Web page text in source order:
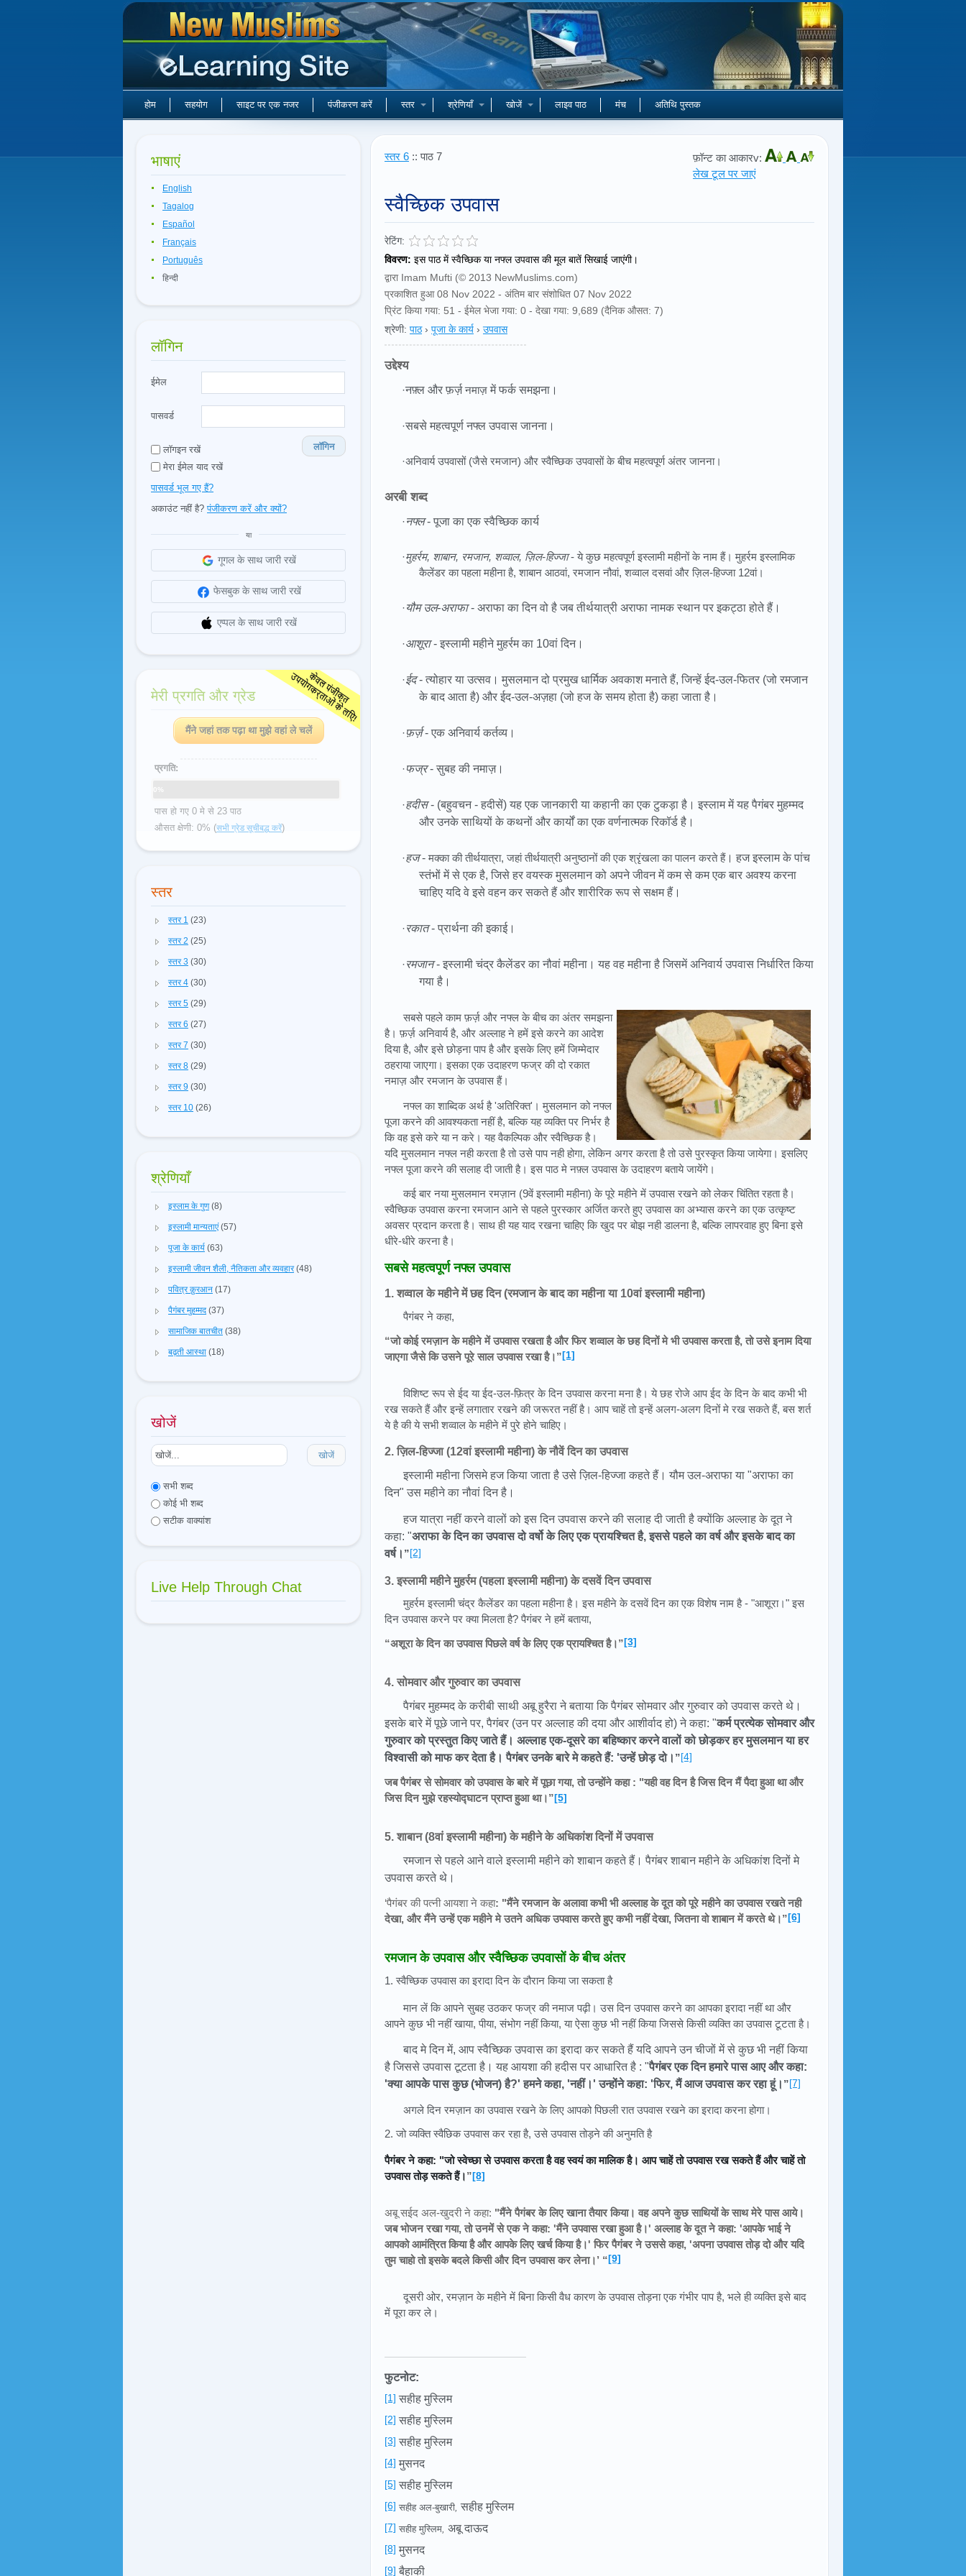
होम सहयोग साइट पर एक नजर पंजीकरण करें स्तर श्रेणियाँ खोजें लाइव पाठ मंच अतिथि पुस्तक
भाषाएं
English
Tagalog
Español
Français
Português
हिन्दी
लॉगिन
ईमेल
पासवर्ड
लॉगइन रखें
लॉगिन
मेरा ईमेल याद रखें
पासवर्ड भूल गए हैं?
अकाउंट नहीं है?पंजीकरण करें और क्यों?
या
गूगल के साथ जारी रखें
फेसबुक के साथ जारी रखें
एप्पल के साथ जारी रखें
मेरी प्रगति और ग्रेड
मैंने जहां तक पढ़ा था मुझे वहां ले चलें
प्रगति:
0%
पास हो गए 0 मे से 23 पाठ
औसत क्षेणी: 0% (सभी ग्रेड सूचीबद्ध करें)
स्तर
स्तर 1 (23)
स्तर 2 (25)
स्तर 3 (30)
स्तर 4 (30)
स्तर 5 (29)
स्तर 6 (27)
स्तर 7 (30)
स्तर 8 (29)
स्तर 9 (30)
स्तर 10 (26)
श्रेणियाँ
इस्लाम के गुण (8)
इस्लामी मान्यताएं (57)
पूजा के कार्य (63)
इस्लामी जीवन शैली, नैतिकता और व्यवहार (48)
पवित्र क़ुरआन (17)
पैगंबर मुहम्मद (37)
सामाजिक बातचीत (38)
बढ़ती आस्था (18)
खोजें
खोजें
सभी शब्द
कोई भी शब्द
सटीक वाक्यांश
Live Help Through Chat
स्तर 6 :: पाठ 7
फ़ॉन्ट का आकारv:
लेख टूल पर जाएं
स्वैच्छिक उपवास
रेटिंग:
विवरण: इस पाठ में स्वैच्छिक या नफ्ल उपवास की मूल बातें सिखाई जाएंगी।
द्वारा Imam Mufti (© 2013 NewMuslims.com)
प्रकाशित हुआ 08 Nov 2022 - अंतिम बार संशोधित 07 Nov 2022
प्रिंट किया गया: 51 - ईमेल भेजा गया: 0 - देखा गया: 9,689 (दैनिक औसत: 7)
श्रेणी: पाठ› पूजा के कार्य › उपवास
उद्देश्य
·नफ़्ल और फ़र्ज़नमाज़ में फर्क समझना।
·सबसे महत्वपूर्ण नफ्ल उपवास जानना।
·अनिवार्य उपवासों (जैसे रमजान) और स्वैच्छिक उपवासों के बीच महत्वपूर्ण अंतर जानना।
अरबी शब्द
·नफ्ल- पूजा का एक स्वैच्छिक कार्य
·मुहर्रम, शाबान, रमजान, शव्वाल, ज़िल-हिज्जा- ये कुछ महत्वपूर्ण इस्लामी महीनों के नाम हैं। मुहर्रम इस्लामिक
कैलेंडर का पहला महीना है, शाबान आठवां, रमजान नौवां, शव्वाल दसवां और ज़िल-हिज्जा 12वां।
·यौम उल-अराफा- अराफा का दिन वो है जब तीर्थयात्री अराफा नामक स्थान पर इकट्ठा होते हैं।
·आशूरा- इस्लामी महीने मुहर्रम का 10वां दिन।
·ईद- त्योहार या उत्सव। मुसलमान दो प्रमुख धार्मिक अवकाश मनाते हैं, जिन्हें ईद-उल-फितर (जो रमजान
के बाद आता है) और ईद-उल-अज़हा (जो हज के समय होता है) कहा जाता है।
·फ़र्ज़- एक अनिवार्य कर्तव्य।
·फज्र- सुबह की नमाज़।
·हदीस- (बहुवचन - हदीसें) यह एक जानकारी या कहानी का एक टुकड़ा है। इस्लाम में यह पैगंबर मुहम्मद
और उनके साथियों के कथनों और कार्यों का एक वर्णनात्मक रिकॉर्ड है।
·हज-मक्का की तीर्थयात्रा, जहां तीर्थयात्री अनुष्ठानों की एक श्रृंखला का पालन करते हैं। हज इस्लाम के पांच
स्तंभों में से एक है, जिसे हर वयस्क मुसलमान को अपने जीवन में कम से कम एक बार अवश्य करना
चाहिए यदि वे इसे वहन कर सकते हैं और शारीरिक रूप से सक्षम हैं।
·रकात- प्रार्थना की इकाई।
·रमजान- इस्लामी चंद्र कैलेंडर का नौवां महीना। यह वह महीना है जिसमें अनिवार्य उपवास निर्धारित किया
गया है।
सबसे पहले काम फ़र्ज़ और नफ्ल के बीच का अंतर समझना
है। फ़र्ज़ अनिवार्य है, और अल्लाह ने हमें इसे करने का आदेश
दिया है, और इसे छोड़ना पाप है और इसके लिए हमें जिम्मेदार
ठहराया जाएगा। इसका एक उदाहरण फज्र की दो रकात
नमाज़ और रमजान के उपवास हैं।
नफ्ल का शाब्दिक अर्थ है 'अतिरिक्त'। मुसलमान को नफ्ल
पूजा करने की आवश्यकता नहीं है, बल्कि यह व्यक्ति पर निर्भर है
कि वह इसे करे या न करे। यह वैकल्पिक और स्वैच्छिक है।
यदि मुसलमान नफ्ल नही करता है तो उसे पाप नही होगा, लेकिन अगर करता है तो उसे पुरस्कृत किया जायेगा। इसलिए
नफ्ल पूजा करने की सलाह दी जाती है। इस पाठ मे नफ़्ल उपवास के उदाहरण बताये जायेंगे।
कई बार नया मुसलमान रमज़ान (9वें इस्लामी महीना) के पूरे महीने में उपवास रखने को लेकर चिंतित रहता है।
स्वैच्छिक उपवास करना रमजान आने से पहले पुरस्कार अर्जित करते हुए उपवास का अभ्यास करने का एक उत्कृष्ट
अवसर प्रदान करता है। साथ ही यह याद रखना चाहिए कि खुद पर बोझ नही डालना है, बल्कि लापरवाह हुए बिना इसे
धीरे-धीरे करना है।
सबसे महत्वपूर्ण नफ्ल उपवास
1. शव्वाल के महीने में छह दिन (रमजान के बाद का महीना या 10वां इस्लामी महीना)
पैगंबर ने कहा,
“जो कोई रमज़ान के महीने में उपवास रखता है और फिर शव्वाल के छह दिनों मे भी उपवास करता है, तो उसे इनाम दिया
जाएगा जैसे कि उसने पूरे साल उपवास रखा है।”[1]
विशिष्ट रूप से ईद या ईद-उल-फ़ित्र के दिन उपवास करना मना है। ये छह रोजे आप ईद के दिन के बाद कभी भी
रख सकते हैं और इन्हें लगातार रखने की जरूरत नहीं है। आप चाहें तो इन्हें अलग-अलग दिनों मे रख सकते हैं, बस शर्त
ये है की ये सभी शव्वाल के महीने में पुरे होने चाहिए।
2. ज़िल-हिज्जा (12वां इस्लामी महीना) के नौवें दिन का उपवास
इस्लामी महीना जिसमे हज किया जाता है उसे ज़िल-हिज्जा कहते हैं। यौम उल-अराफा या "अराफा का
दिन" उस महीने का नौवां दिन है।
हज यात्रा नहीं करने वालों को इस दिन उपवास करने की सलाह दी जाती है क्योंकि अल्लाह के दूत ने
कहा: "अराफा के दिन का उपवास दो वर्षो के लिए एक प्रायश्चित है, इससे पहले का वर्ष और इसके बाद का
वर्ष। ”[2]
3. इस्लामी महीने मुहर्रम (पहला इस्लामी महीना) के दसवें दिन उपवास
मुहर्रम इस्लामी चंद्र कैलेंडर का पहला महीना है। इस महीने के दसवें दिन का एक विशेष नाम है - "आशूरा।" इस
दिन उपवास करने पर क्या मिलता है? पैगंबर ने हमें बताया,
“अशूरा के दिन का उपवास पिछले वर्ष के लिए एक प्रायश्चित है।”[3]
4. सोमवार और गुरुवार का उपवास
पैगंबर मुहम्मद के करीबी साथी अबू हुरैरा ने बताया कि पैगंबर सोमवार और गुरुवार को उपवास करते थे।
इसके बारे में पूछे जाने पर, पैगंबर (उन पर अल्लाह की दया और आशीर्वाद हो) ने कहा: "कर्म प्रत्येक सोमवार और
गुरुवार को प्रस्तुत किए जाते हैं। अल्लाह एक-दूसरे का बहिष्कार करने वालों को छोड़कर हर मुसलमान या हर
विश्वासी को माफ कर देता है। पैगंबर उनके बारे मे कहते हैं: 'उन्हें छोड़ दो। ”[4]
जब पैगंबर से सोमवार को उपवास के बारे में पूछा गया, तो उन्होंने कहा : "यही वह दिन है जिस दिन मैं पैदा हुआ था और
जिस दिन मुझे रहस्योद्घाटन प्राप्त हुआ था।”[5]
5. शाबान (8वां इस्लामी महीना) के महीने के अधिकांश दिनों में उपवास
रमजान से पहले आने वाले इस्लामी महीने को शाबान कहते हैं। पैगंबर शाबान महीने के अधिकांश दिनों मे
उपवास करते थे।
‘पैगंबर की पत्नी आयशा ने कहा: "मैंने रमजान के अलावा कभी भी अल्लाह के दूत को पूरे महीने का उपवास रखते नही
देखा, और मैंने उन्हें एक महीने मे उतने अधिक उपवास करते हुए कभी नहीं देखा, जितना वो शाबान में करते थे।”[6]
रमजान के उपवास और स्वैच्छिक उपवासों के बीच अंतर
1. स्वैच्छिक उपवास का इरादा दिन के दौरान किया जा सकता है
मान लें कि आपने सुबह उठकर फज्र की नमाज पढ़ी। उस दिन उपवास करने का आपका इरादा नहीं था और
आपने कुछ भी नहीं खाया, पीया, संभोग नहीं किया, या ऐसा कुछ भी नहीं किया जिससे किसी व्यक्ति का उपवास टूटता है।
बाद मे दिन में, आप स्वैच्छिक उपवास का इरादा कर सकते हैं यदि आपने उन चीजों में से कुछ भी नहीं किया
है जिससे उपवास टूटता है। यह आयशा की हदीस पर आधारित है : "पैगंबर एक दिन हमारे पास आए और कहा:
'क्या आपके पास कुछ (भोजन) है?' हमने कहा, 'नहीं।' उन्होंने कहा: 'फिर, मैं आज उपवास कर रहा हूं। ”[7]
अगले दिन रमज़ान का उपवास रखने के लिए आपको पिछली रात उपवास रखने का इरादा करना होगा।
2. जो व्यक्ति स्वैछिक उपवास कर रहा है, उसे उपवास तोड़ने की अनुमति है
पैगंबर ने कहा: "जो स्वेच्छा से उपवास करता है वह स्वयं का मालिक है। आप चाहें तो उपवास रख सकते हैं और चाहें तो
उपवास तोड़ सकते हैं।”[8]
अबू सईद अल-खुदरी ने कहा: "मैंने पैगंबर के लिए खाना तैयार किया। वह अपने कुछ साथियों के साथ मेरे पास आये।
जब भोजन रखा गया, तो उनमें से एक ने कहा: 'मैंने उपवास रखा हुआ है।' अल्लाह के दूत ने कहा: 'आपके भाई ने
आपको आमंत्रित किया है और आपके लिए खर्च किया है।' फिर पैगंबर ने उससे कहा, 'अपना उपवास तोड़ दो और यदि
तुम चाहो तो इसके बदले किसी और दिन उपवास कर लेना।’ “[9]
दूसरी ओर, रमज़ान के महीने में बिना किसी वैध कारण के उपवास तोड़ना एक गंभीर पाप है, भले ही व्यक्ति इसे बाद
में पूरा कर ले।
फुटनोट:
[1] सहीह मुस्लिम
[2] सहीह मुस्लिम
[3] सहीह मुस्लिम
[4] मुसनद
[5] सहीह मुस्लिम
[6] सहीह अल-बुखारी, सहीह मुस्लिम
[7] सहीह मुस्लिम, अबू दाऊद
[8] मुसनद
[9] बैहाकी